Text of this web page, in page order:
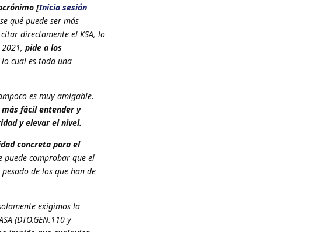
[Inicia sesión
qué puede ser más
directamente el KSA, lo
pide a los
lo cual es toda una
es muy amigable.
más fácil entender y
y elevar el nivel.
concreta para el
puede comprobar que el
de los que han de
exigimos la
(DTO.GEN.110 y